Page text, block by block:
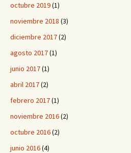
octubre 2019(1)
noviembre 2018 (3)
diciembre 2017(2)
agosto 2017(1)
junio 2017(1)
abril 2017(2)
febrero 2017(1)
noviembre 2016(2)
octubre 2016(2)
junio 2016(4)